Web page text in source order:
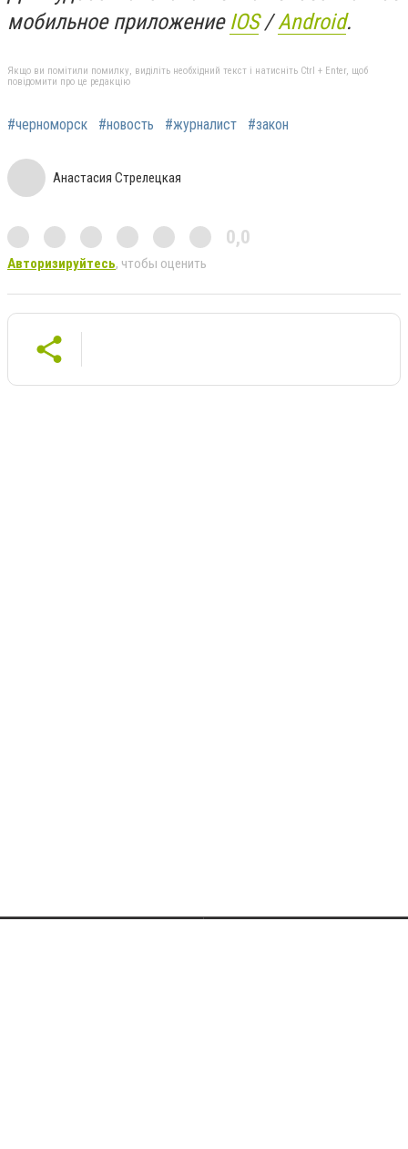
мобильное приложение IOS/Android.
Якщо ви помітили помилку, виділіть необхідний текст і натисніть Ctrl + Enter, щоб
повідомити про це редакцію
#черноморск #новость #журналист #закон
Анастасия Стрелецкая
0,0
Авторизируйтесь, чтобы оценить